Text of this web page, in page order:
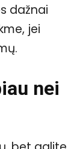
dažnai
jei
nei